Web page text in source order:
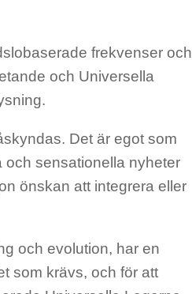
frekvenser och
och Universella
Det är egot som
och sensationella nyheter
önskan att integrera eller
och evolution, har en
som krävs, och för att